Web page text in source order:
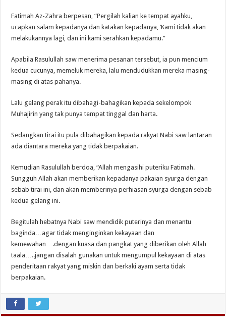
Fatimah Az-Zahra berpesan, “Pergilah kalian ke tempat ayahku,
ucapkan salam kepadanya dan katakan kepadanya, ’Kami tidak akan
melakukannya lagi, dan ini kami serahkan kepadamu.”
Apabila Rasulullah saw menerima pesanan tersebut, ia pun mencium
kedua cucunya, memeluk mereka, lalu mendudukkan mereka masing-
masing di atas pahanya.
Lalu gelang perak itu dibahagi-bahagikan kepada sekelompok
Muhajirin yang tak punya tempat tinggal dan harta.
Sedangkan tirai itu pula dibahagikan kepada rakyat Nabi saw lantaran
ada diantara mereka yang tidak berpakaian.
Kemudian Rasulullah berdoa, “Allah mengasihi puteriku Fatimah.
Sungguh Allah akan memberikan kepadanya pakaian syurga dengan
sebab tirai ini, dan akan memberinya perhiasan syurga dengan sebab
kedua gelang ini.
Begitulah hebatnya Nabi saw mendidik puterinya dan menantu
baginda…agar tidak menginginkan kekayaan dan
kemewahan….dengan kuasa dan pangkat yang diberikan oleh Allah
taala…..jangan disalah gunakan untuk mengumpul kekayaan di atas
penderitaan rakyat yang miskin dan berkaki ayam serta tidak
berpakaian.